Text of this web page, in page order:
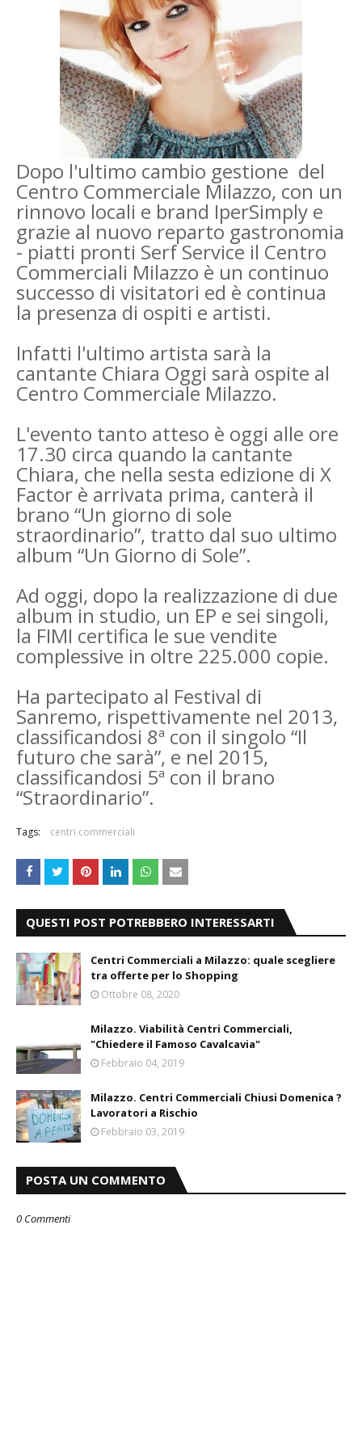
Dopo l'ultimo cambio gestione del
Centro Commerciale Milazzo, con un
rinnovo locali e brand IperSimply e
grazie al nuovo reparto gastronomia
- piatti pronti Serf Service il Centro
Commerciali Milazzo è un continuo
successo di visitatori ed è continua
la presenza di ospiti e artisti.
Infatti l'ultimo artista sarà la
cantante Chiara Oggi sarà ospite al
Centro Commerciale Milazzo.
L'evento tanto atteso è oggi alle ore
17.30 circa quando la cantante
Chiara, che nella sesta edizione di X
Factor è arrivata prima, canterà il
brano “Un giorno di sole
straordinario”, tratto dal suo ultimo
album “Un Giorno di Sole”.
Ad oggi, dopo la realizzazione di due
album in studio, un EP e sei singoli,
la FIMI certifica le sue vendite
complessive in oltre 225.000 copie.
Ha partecipato al Festival di
Sanremo, rispettivamente nel 2013,
classificandosi 8ª con il singolo “Il
futuro che sarà”, e nel 2015,
classificandosi 5ª con il brano
“Straordinario”.
Tags: centri commerciali
QUESTI POST POTREBBERO INTERESSARTI
Centri Commerciali a Milazzo: quale scegliere
tra offerte per lo Shopping
Ottobre 08, 2020
Milazzo. Viabilità Centri Commerciali,
"Chiedere il Famoso Cavalcavia"
Febbraio 04, 2019
Milazzo. Centri Commerciali Chiusi Domenica ?
Lavoratori a Rischio
Febbraio 03, 2019
POSTA UN COMMENTO
0 Commenti